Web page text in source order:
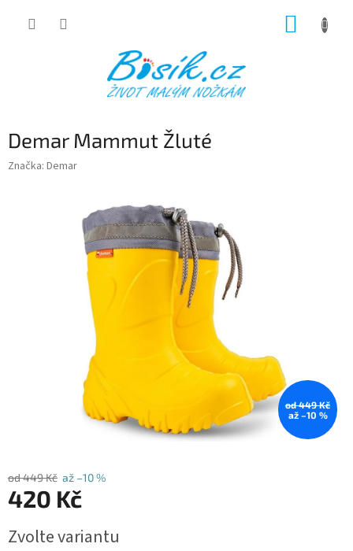
Demar Mammut Žluté
Značka: Demar
od 449 Kč
až –10 %
od 449 Kč až –10 %
420 Kč
cena:
Zvolte variantu